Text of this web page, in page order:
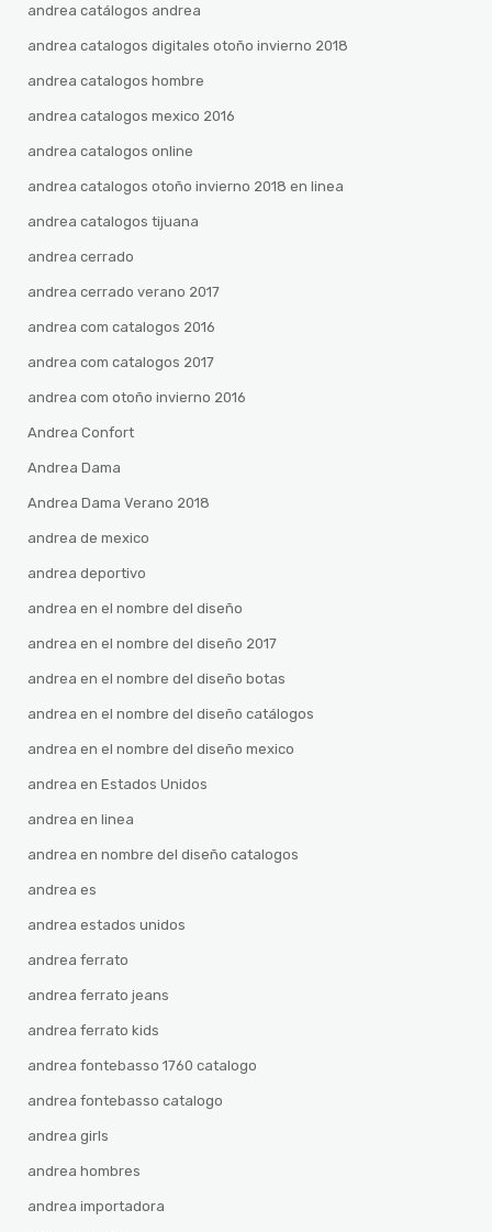
andrea catálogos andrea
andrea catalogos digitales otoño invierno 2018
andrea catalogos hombre
andrea catalogos mexico 2016
andrea catalogos online
andrea catalogos otoño invierno 2018 en linea
andrea catalogos tijuana
andrea cerrado
andrea cerrado verano 2017
andrea com catalogos 2016
andrea com catalogos 2017
andrea com otoño invierno 2016
Andrea Confort
Andrea Dama
Andrea Dama Verano 2018
andrea de mexico
andrea deportivo
andrea en el nombre del diseño
andrea en el nombre del diseño 2017
andrea en el nombre del diseño botas
andrea en el nombre del diseño catálogos
andrea en el nombre del diseño mexico
andrea en Estados Unidos
andrea en linea
andrea en nombre del diseño catalogos
andrea es
andrea estados unidos
andrea ferrato
andrea ferrato jeans
andrea ferrato kids
andrea fontebasso 1760 catalogo
andrea fontebasso catalogo
andrea girls
andrea hombres
andrea importadora